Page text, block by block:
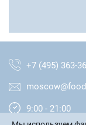
+7 (495) 363-
9:00 - 21:00